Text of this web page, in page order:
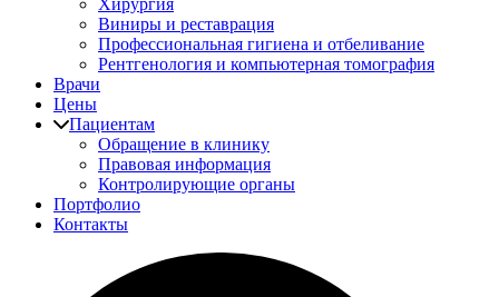
Виниры и реставрация
Профессиональная гигиена и отбеливание
Рентгенология и компьютерная томография
Врачи
Цены
Пациентам
Обращение в клинику
Правовая информация
Контролирующие органы
Портфолио
Контакты